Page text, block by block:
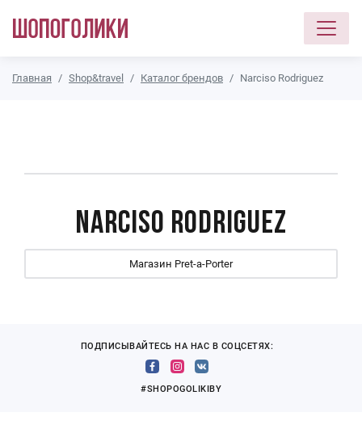
Главная Shop&travel Каталог брендов Narciso Rodriguez
Narciso Rodriguez
Магазин Prеt-a-Porter
ПОДПИСЫВАЙТЕСЬ НА НАС В СОЦСЕТЯХ:
#SHOPOGOLIKIBY